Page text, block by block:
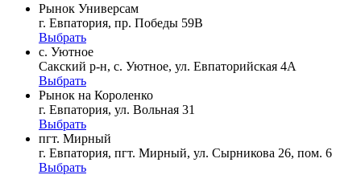
Рынок Универсам
г. Евпатория, пр. Победы 59В
Выбрать
с. Уютное
Сакский р-н, с. Уютное, ул. Евпаторийская 4А
Выбрать
Рынок на Короленко
г. Евпатория, ул. Вольная 31
Выбрать
пгт. Мирный
г. Евпатория, пгт. Мирный, ул. Сырникова 26, пом. 6
Выбрать